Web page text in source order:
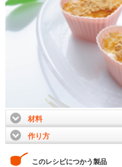
材料click to expand contents
作り方
このレシピにつかう製品